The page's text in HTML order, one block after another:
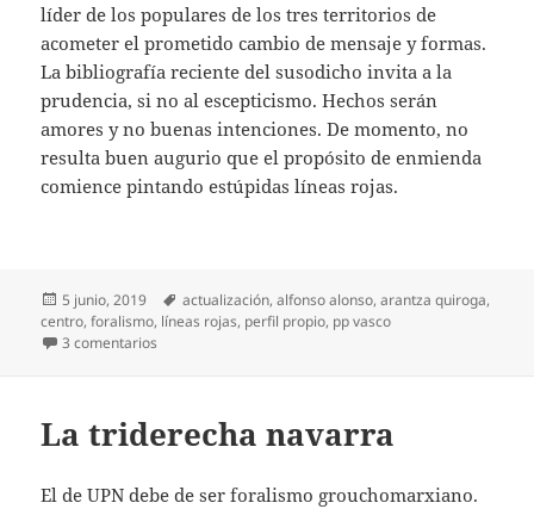
líder de los populares de los tres territorios de
acometer el prometido cambio de mensaje y formas.
La bibliografía reciente del susodicho invita a la
prudencia, si no al escepticismo. Hechos serán
amores y no buenas intenciones. De momento, no
resulta buen augurio que el propósito de enmienda
comience pintando estúpidas líneas rojas.
Publicado
el
5 junio, 2019 Etiquetas
actualización,alfonso alonso,arantza quiroga,
centro,foralismo, líneas rojas, perfil propio, pp vasco
3 comentarios
La triderecha navarra
El de UPN debe de ser foralismo grouchomarxiano.